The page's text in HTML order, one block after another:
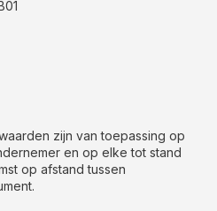
zijn van toepassing op
en op elke tot stand
op afstand tussen